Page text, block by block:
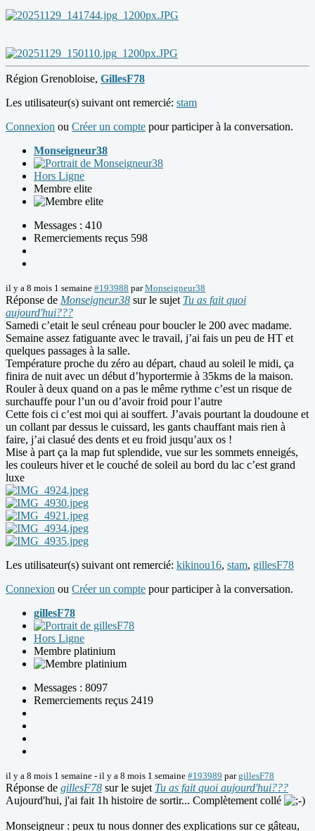
Région Grenobloise, GillesF78
Les utilisateur(s) suivant ont remercié: stam
Connexion ou Créer un compte pour participer à la conversation.
Monseigneur38
Hors Ligne
Membre elite
Messages : 410
Remerciements reçus 598
il y a 8 mois 1 semaine #193988 parMonseigneur38
Réponse de Monseigneur38 sur le sujet Tu as fait quoi
aujourd'hui???
Samedi c’etait le seul créneau pour boucler le 200 avec madame.
Semaine assez fatiguante avec le travail, j’ai fais un peu de HT et
quelques passages à la salle.
Température proche du zéro au départ, chaud au soleil le midi, ça
finira de nuit avec un début d’hyportermie à 35kms de la maison.
Rouler à deux quand on a pas le même rythme c’est un risque de
surchauffe pour l’un ou d’avoir froid pour l’autre
Cette fois ci c’est moi qui ai souffert. J’avais pourtant la doudoune et
un collant par dessus le cuissard, les gants chauffant mais rien à
faire, j’ai clasué des dents et eu froid jusqu’aux os !
Mise à part ça la map fut splendide, vue sur les sommets enneigés,
les couleurs hiver et le couché de soleil au bord du lac c’est grand
luxe
Les utilisateur(s) suivant ont remercié: kikinou16, stam, gillesF78
Connexion ou Créer un compte pour participer à la conversation.
gillesF78
Hors Ligne
Membre platinium
Messages : 8097
Remerciements reçus 2419
il y a 8 mois 1 semaine - il y a 8 mois 1 semaine #193989 pargillesF78
Réponse de gillesF78 sur le sujet Tu as fait quoi aujourd'hui???
Aujourd'hui, j'ai fait 1h histoire de sortir... Complètement collé
Monseigneur : peux tu nous donner des explications sur ce gâteau,